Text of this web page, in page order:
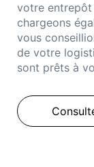
votre entrepôt
chargeons
vous
de votre
sont prêts à